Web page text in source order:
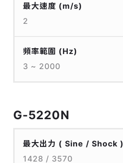
最大速度 (m/s)
2
頻率範圍 (Hz)
3 ~ 2000
G-5220N
最大出力 ( Sine / Shock )
1428 / 3570